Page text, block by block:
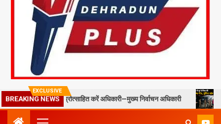
EXCLUSIVE
BREAKING NEWS
स्टाफ को प्रोत्साहित करें अधिकारी—मुख्य निर्वाचन अधिकारी मसूरी में